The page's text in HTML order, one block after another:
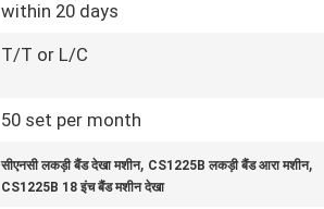
within 20 days
T/T or L/C
50 set per month
सीएनसी लकड़ी बैंड देखा मशीन, CS1225B लकड़ी बैंड आरा मशीन,
CS1225B 18 इंच बैंड मशीन देखा